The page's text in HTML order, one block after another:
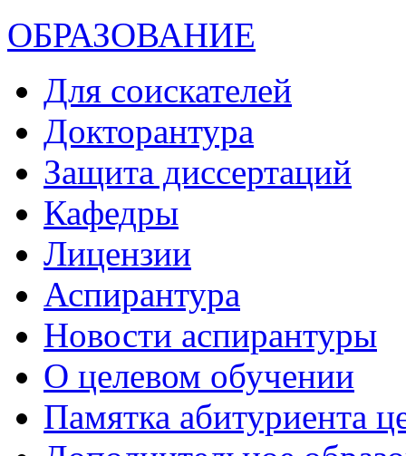
ОБРАЗОВАНИЕ
Для соискателей
Докторантура
Защита диссертаций
Кафедры
Лицензии
Аспирантура
Новости аспирантуры
О целевом обучении
Памятка абитуриента